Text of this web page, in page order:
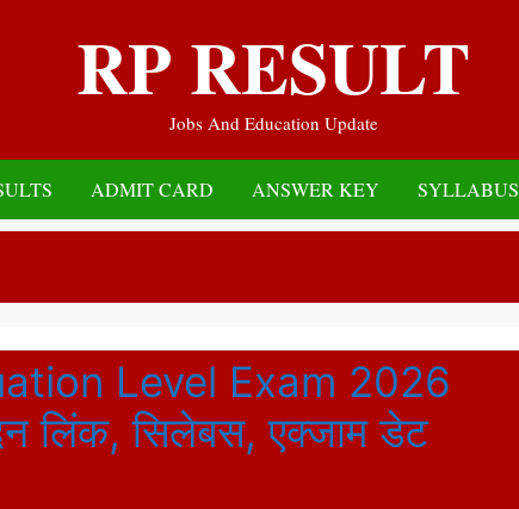
RP RESULT
Jobs And Education Update
ADMIT CARD ANSWER KEY SYLLABUS
Level Exam 2026
लिंक, सिलेबस, एक्जाम डेट